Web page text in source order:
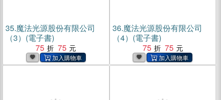
35.魔法光源股份有限公司
（3）(電子書)
75
75
36.魔法光源股份有限公司
（4）(電子書)
75
75